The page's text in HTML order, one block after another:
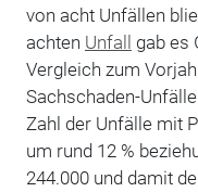
von acht Unfällen
achten Unfall gab es
Vergleich zum
Sachschaden-
Zahl der Unfälle mit
um rund 12 %
244.000 und damit